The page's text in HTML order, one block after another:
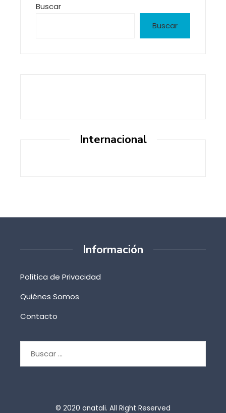
Buscar
Buscar
Internacional
Información
Política de Privacidad
Quiénes Somos
Contacto
© 2020 anatali. All Right Reserved